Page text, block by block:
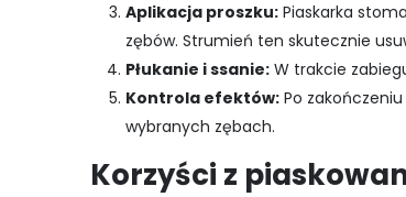
Aplikacja proszku: Piaskarka
zębów. Strumień ten skutecznie
Płukanie i ssanie: W trakcie
Kontrola efektów: Po
wybranych zębach.
Korzyści z